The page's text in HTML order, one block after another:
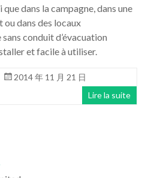
dans la campagne, dans une
ou dans des locaux
conduit d’évacuation
et facile à utiliser.
2014 年 11 月 21 日
Lire la suite